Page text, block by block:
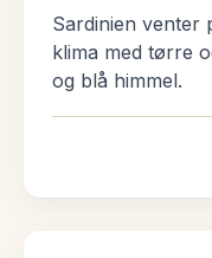
Sardinien venter
klima med tørre
og blå himmel.